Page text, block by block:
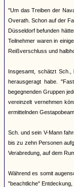
"Um das Treiben der
Overath. Schon auf der
Düsseldorf befunden
Teilnehmer waren in
Reißverschluss und
Insgesamt, schätzt
herausgeragt habe.
begegnenden Gruppen
vereinzelt vernehmen
ermittelnden
Sch. und sein V-Mann
bis zu zehn Personen
Verabredung, auf dem
Während es somit
"beachtliche"